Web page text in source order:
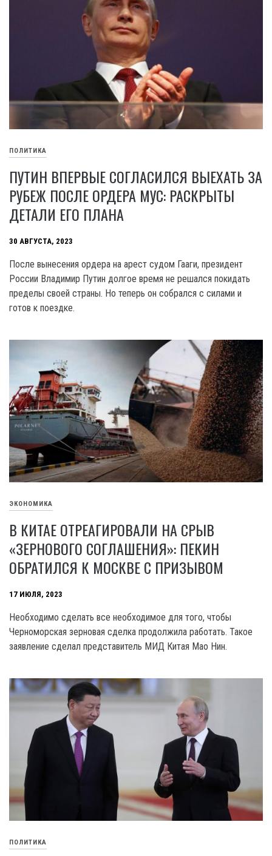
ПОЛИТИКА
ПУТИН ВПЕРВЫЕ СОГЛАСИЛСЯ ВЫЕХАТЬ ЗА
РУБЕЖ ПОСЛЕ ОРДЕРА МУС: РАСКРЫТЫ
ДЕТАЛИ ЕГО ПЛАНА
30 АВГУСТА, 2023
После вынесения ордера на арест судом Гааги, президент
России Владимир Путин долгое время не решался покидать
пределы своей страны. Но теперь он собрался с силами и
готов к поездке.
ЭКОНОМИКА
В КИТАЕ ОТРЕАГИРОВАЛИ НА СРЫВ
«ЗЕРНОВОГО СОГЛАШЕНИЯ»: ПЕКИН
ОБРАТИЛСЯ К МОСКВЕ С ПРИЗЫВОМ
17 ИЮЛЯ, 2023
Необходимо сделать все необходимое для того, чтобы
Черноморская зерновая сделка продолжила работать. Такое
заявление сделал представитель МИД Китая Mao Нин.
ПОЛИТИКА